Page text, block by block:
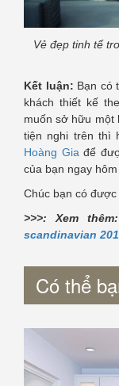
Vẻ đẹp tinh tế
Kết luận: Bạn có
khách thiết kế
muốn sở hữu một
tiện nghi trên thì
Hoàng Gia để
của bạn ngay hôm
Chúc bạn có
>>>: Xem
scandinavian
Có thể